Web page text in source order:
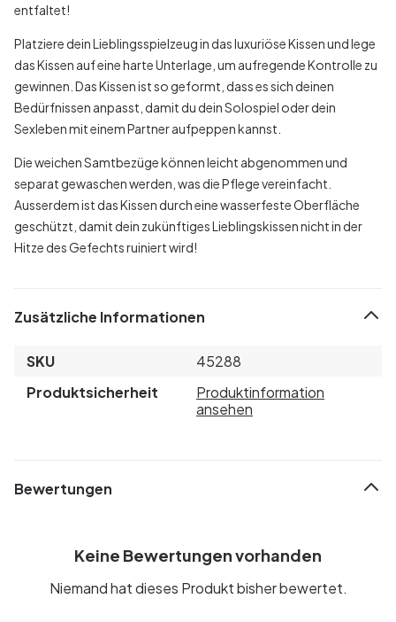
entfaltet!
Platziere dein Lieblingsspielzeug in das luxuriöse Kissen und lege
das Kissen auf eine harte Unterlage, um aufregende Kontrolle zu
gewinnen. Das Kissen ist so geformt, dass es sich deinen
Bedürfnissen anpasst, damit du dein Solospiel oder dein
Sexleben mit einem Partner aufpeppen kannst.
Die weichen Samtbezüge können leicht abgenommen und
separat gewaschen werden, was die Pflege vereinfacht.
Ausserdem ist das Kissen durch eine wasserfeste Oberfläche
geschützt, damit dein zukünftiges Lieblingskissen nicht in der
Hitze des Gefechts ruiniert wird!
Zusätzliche Informationen
SKU
45288
Produktsicherheit
Produktinformation
ansehen
Bewertungen
Keine Bewertungen vorhanden
Niemand hat dieses Produkt bisher bewertet.